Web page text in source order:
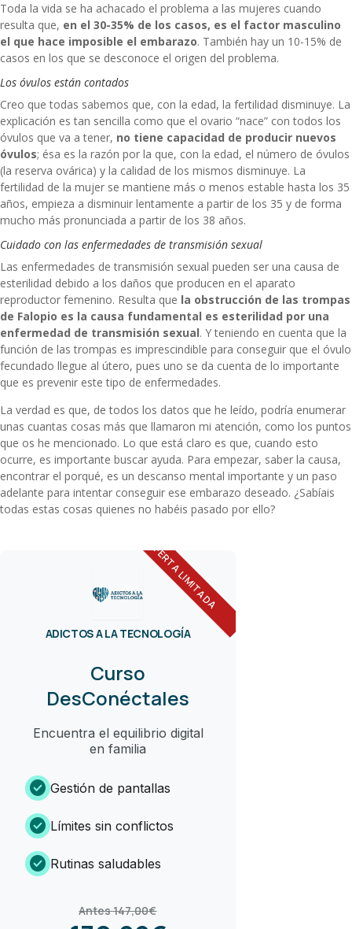
Toda la vida se ha achacado el problema a las mujeres cuando
resulta que, en el 30-35% de los casos, es el factor masculino
el que hace imposible el embarazo. También hay un 10-15% de
casos en los que se desconoce el origen del problema.
Los óvulos están contados
Creo que todas sabemos que, con la edad, la fertilidad disminuye. La
explicación es tan sencilla como que el ovario “nace” con todos los
óvulos que va a tener, no tiene capacidad de producir nuevos
óvulos; ésa es la razón por la que, con la edad, el número de óvulos
(la reserva ovárica) y la calidad de los mismos disminuye. La
fertilidad de la mujer se mantiene más o menos estable hasta los 35
años, empieza a disminuir lentamente a partir de los 35 y de forma
mucho más pronunciada a partir de los 38 años.
Cuidado con las enfermedades de transmisión sexual
Las enfermedades de transmisión sexual pueden ser una causa de
esterilidad debido a los daños que producen en el aparato
reproductor femenino. Resulta que la obstrucción de las trompas
de Falopio es la causa fundamental es esterilidad por una
enfermedad de transmisión sexual. Y teniendo en cuenta que la
función de las trompas es imprescindible para conseguir que el óvulo
fecundado llegue al útero, pues uno se da cuenta de lo importante
que es prevenir este tipo de enfermedades.
La verdad es que, de todos los datos que he leído, podría enumerar
unas cuantas cosas más que llamaron mi atención, como los puntos
que os he mencionado. Lo que está claro es que, cuando esto
ocurre, es importante buscar ayuda. Para empezar, saber la causa,
encontrar el porqué, es un descanso mental importante y un paso
adelante para intentar conseguir ese embarazo deseado. ¿Sabíais
todas estas cosas quienes no habéis pasado por ello?
OFERTA LIMITADA
ADICTOS A LA TECNOLOGÍA
Curso
DesConéctales
Encuentra el equilibrio digital
en familia
check_circle Gestión de pantallas
check_circle Límites sin conflictos
check_circle Rutinas saludables
Antes 147,00€